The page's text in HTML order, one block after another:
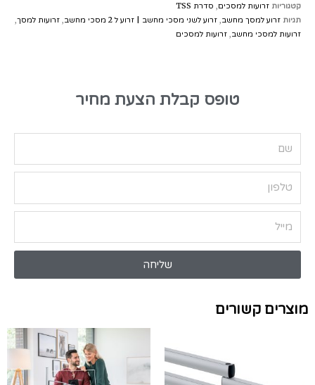
קטגוריות זרועות למסכים, סדרת TSS
תגיות זרוע למסך מחשב, זרוע לשני מסכי מחשב | זרוע ל 2 מסכי מחשב , זרועות למסך,
זרועות למסכי מחשב, זרועות למסכים
טופס קבלת הצעת מחיר
שליחה
מוצרים קשורים